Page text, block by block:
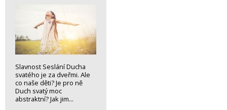
Slavnost Seslání Ducha
svatého je za dveřmi. Ale
co naše děti? Je pro ně
Duch svatý moc
abstraktní? Jak jim...